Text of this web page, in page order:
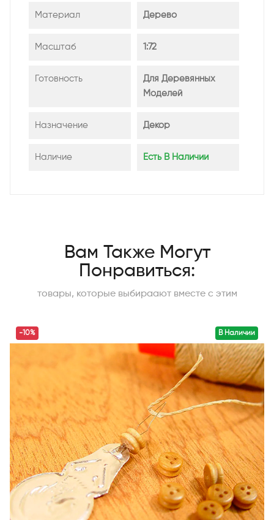
Материал Дерево
Масштаб 1:72
Готовность
Для Деревянных
Моделей
Назначение Декор
Наличие Есть В Наличии
Вам Также Могут
Понравиться:
товары, которые выбираают вместе с этим
В Наличии
-10%